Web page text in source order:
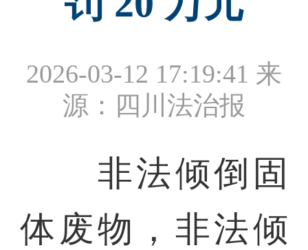
2026-03-12 17:19:41 来
源：四川法治报
非法倾倒固
体废物，非法倾